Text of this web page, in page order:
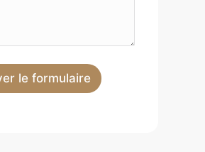
le formulaire